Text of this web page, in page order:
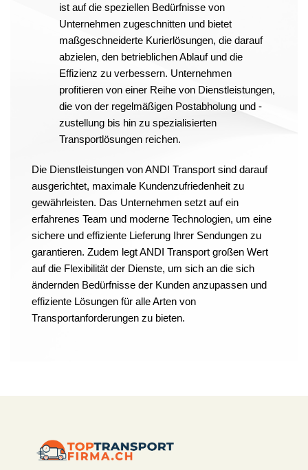
ist auf die speziellen Bedürfnisse von
Unternehmen zugeschnitten und bietet
maßgeschneiderte Kurierlösungen, die darauf
abzielen, den betrieblichen Ablauf und die
Effizienz zu verbessern. Unternehmen
profitieren von einer Reihe von Dienstleistungen,
die von der regelmäßigen Postabholung und -
zustellung bis hin zu spezialisierten
Transportlösungen reichen.
Die Dienstleistungen von ANDI Transport sind darauf
ausgerichtet, maximale Kundenzufriedenheit zu
gewährleisten. Das Unternehmen setzt auf ein
erfahrenes Team und moderne Technologien, um eine
sichere und effiziente Lieferung Ihrer Sendungen zu
garantieren. Zudem legt ANDI Transport großen Wert
auf die Flexibilität der Dienste, um sich an die sich
ändernden Bedürfnisse der Kunden anzupassen und
effiziente Lösungen für alle Arten von
Transportanforderungen zu bieten.